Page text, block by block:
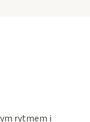
rytmem i